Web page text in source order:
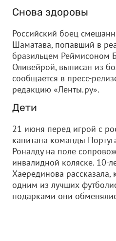
Снова здоровы
Российский боец
Шаматава, попавший в
бразильцем Реймисоном
Оливейрой, выписан из
сообщается в пресс-
редакцию «Ленты.ру».
Дети
21 июня перед игрой с
капитана команды
Роналду на поле
инвалидной коляске. 10-
Хаерединова
одним из лучших
подарками они